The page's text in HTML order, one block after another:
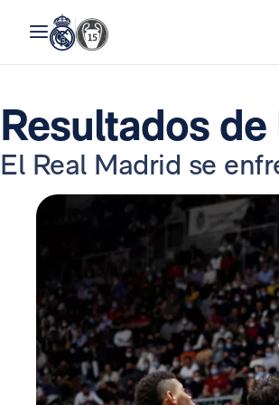
Resultados
El Real Madrid se